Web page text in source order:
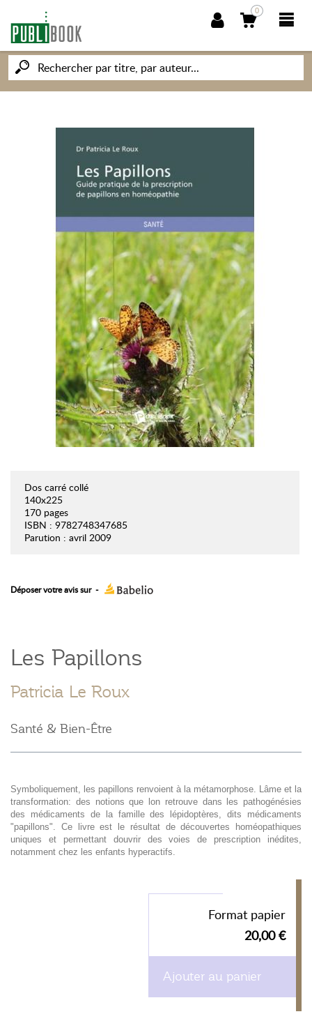
0
NOUVEAUTÉS
PUBLIBOOK
SOCIÉTÉ DES ÉCRIVAINS
CONNAISSANCES ET SAVOIRS
MON PETIT ÉDITEUR
Dos carré collé
140x225
170 pages
ISBN : 9782748347685
Parution : avril 2009
Déposer votre avis sur -
Les Papillons
Patricia Le Roux
Santé & Bien-Être
Symboliquement, les papillons renvoient à la métamorphose. Lâme et la
transformation: des notions que lon retrouve dans les pathogénésies
des médicaments de la famille des lépidoptères, dits médicaments
"papillons". Ce livre est le résultat de découvertes homéopathiques
uniques et permettant douvrir des voies de prescription inédites,
notamment chez les enfants hyperactifs.
Format papier
20,00 €
Ajouter au panier